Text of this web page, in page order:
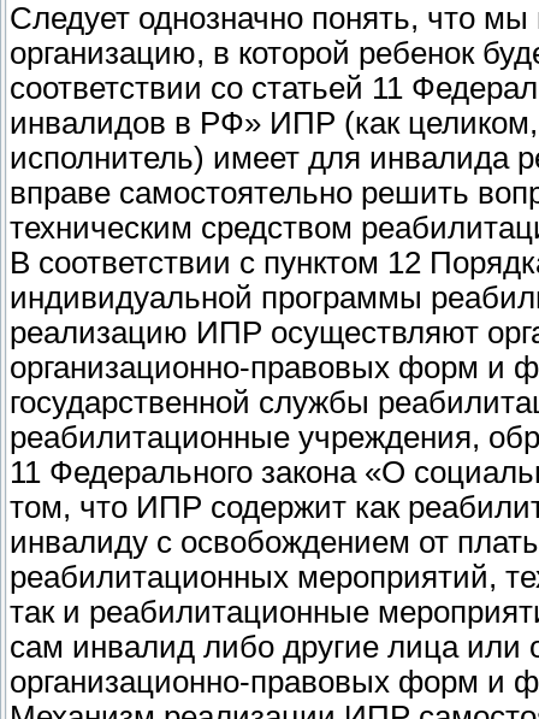
Следует однозначно понять, что
организацию, в которой ребенок
соответствии со статьей 11
инвалидов в РФ» ИПР (как
исполнитель) имеет для инвалида
вправе самостоятельно решить
техническим средством
В соответствии с пунктом 12
индивидуальной программы
реализацию ИПР осуществляют
организационно-правовых форм и
государственной службы
реабилитационные учреждения,
11 Федерального закона «О
том, что ИПР содержит как
инвалиду с освобождением от
реабилитационных мероприятий,
так и реабилитационные
сам инвалид либо другие лица или
организационно-правовых форм и